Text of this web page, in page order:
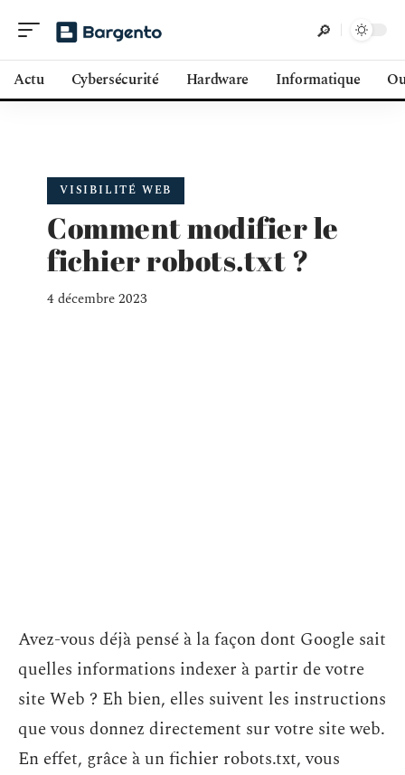
Actu Cybersécurité Hardware Informatique
VISIBILITÉ WEB
Comment modifier le
fichier robots.txt ?
4 décembre 2023
Avez-vous déjà pensé à la façon dont Google sait
quelles informations indexer à partir de votre
site Web ? Eh bien, elles suivent les instructions
que vous donnez directement sur votre site web.
En effet, grâce à un fichier robots.txt, vous